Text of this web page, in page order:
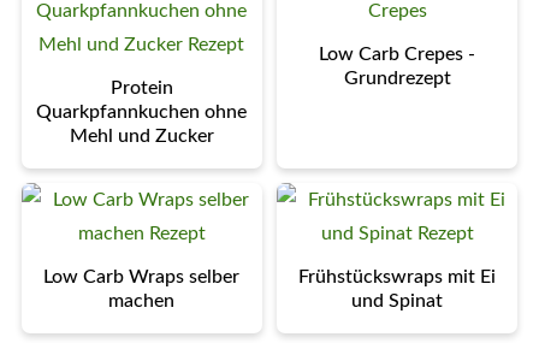
Protein
Quarkpfannkuchen ohne
Mehl und Zucker
Low Carb Crepes -
Grundrezept
Low Carb Wraps selber
machen
Frühstückswraps mit Ei
und Spinat